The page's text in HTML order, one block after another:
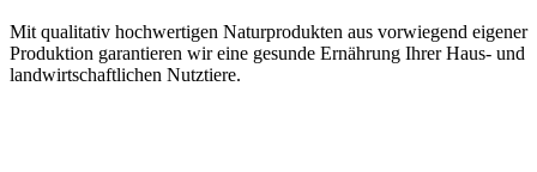
Mit qualitativ hochwertigen Naturprodukten aus vorwiegend eigener
Produktion garantieren wir eine gesunde Ernährung Ihrer Haus- und
landwirtschaftlichen Nutztiere.